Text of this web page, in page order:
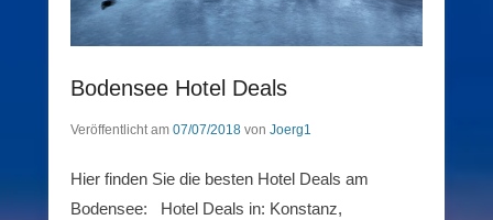
Bodensee Hotel Deals
Veröffentlicht am 07/07/2018 von Joerg1
Hier finden Sie die besten Hotel Deals am
Bodensee: Hotel Deals in: Konstanz,